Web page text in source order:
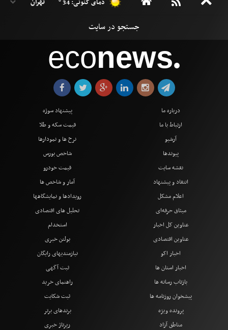
دمای کنونی: 34 °
econews●
درباره ما
ارتباط با ما
آرشیو
پیوندها
نقشه سایت
انتقاد و پیشنهاد
اعلام مشکل
میثاق حرفه‌ای
پیشنهاد سوژه
قیمت سکه و طلا
نرخ ها و نمودارها
شاخص بورس
قیمت خودرو
آمار و شاخص ها
رویدادها و نمایشگاهها
تحلیل های اقتصادی
عناوین کل اخبار
عناوین اقتصادی
اخبار اکو
اخبار استان ها
بازتاب رسانه ها
پیشخوان روزنامه ها
پرونده ویژه
مناطق آزاد
استخدام
بولتن خبری
نیازمندیهای رایگان
ثبت آگهی
راهنمای خرید
ثبت شکایت
برندهای برتر
رپرتاژ خبری